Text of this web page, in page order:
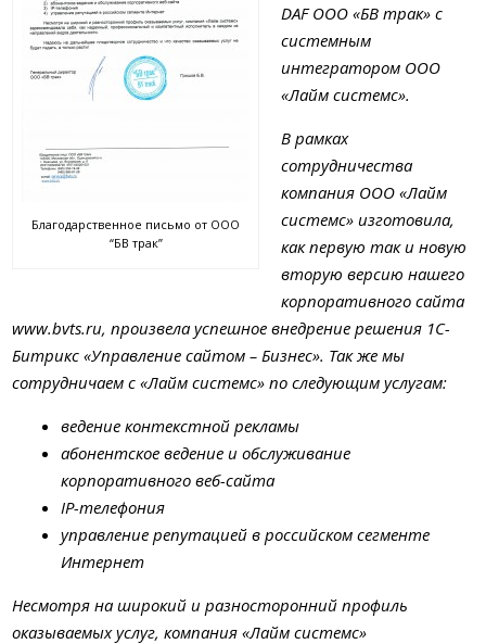
Благодарственное письмо от ООО
“БВ трак”
DAF ООО «БВ трак» с
системным
интегратором ООО
«Лайм системс».
В рамках
сотрудничества
компания ООО «Лайм
системс» изготовила,
как первую так и новую
вторую версию нашего
корпоративного сайта
www.bvts.ru, произвела успешное внедрение решения 1С-
Битрикс «Управление сайтом – Бизнес». Так же мы
сотрудничаем с «Лайм системс» по следующим услугам:
ведение контекстной рекламы
абонентское ведение и обслуживание
корпоративного веб-сайта
IP-телефония
управление репутацией в российском сегменте
Интернет
Несмотря на широкий и разносторонний профиль
оказываемых услуг, компания «Лайм системс»